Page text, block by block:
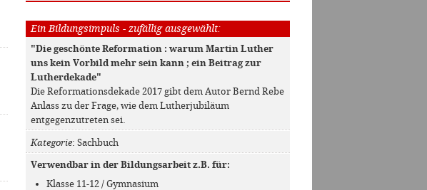
Ein Bildungsimpuls - zufällig ausgewählt:
"Die geschönte Reformation : warum Martin Luther
uns kein Vorbild mehr sein kann ; ein Beitrag zur
Lutherdekade"
Die Reformationsdekade 2017 gibt dem Autor Bernd Rebe
Anlass zu der Frage, wie dem Lutherjubiläum
entgegenzutreten sei.
Kategorie: Sachbuch
Verwendbar in der Bildungsarbeit z.B. für:
Klasse 11-12 / Gymnasium